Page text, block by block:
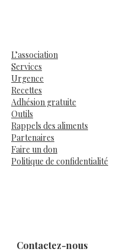
L’association
Services
Urgence
Recettes
Adhésion gratuite
Outils
Rappels des aliments
Partenaires
Faire un don
Politique de confidentialité
Contactez-nous